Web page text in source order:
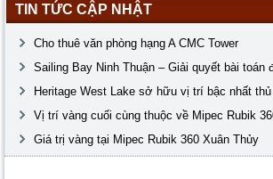
TIN TỨC CẬP NHẬT
Cho thuê văn phòng hạng A CMC Tower
Sailing Bay Ninh Thuận – Giải quyết bài toán
Heritage West Lake sở hữu vị trí bậc nhất
Vị trí vàng cuối cùng thuộc về Mipec Rubik
Giá trị vàng tại Mipec Rubik 360 Xuân Thủy